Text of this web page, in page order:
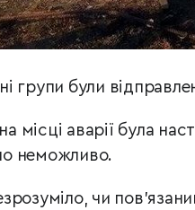
групи були
місці аварії була
неможливо.
чи